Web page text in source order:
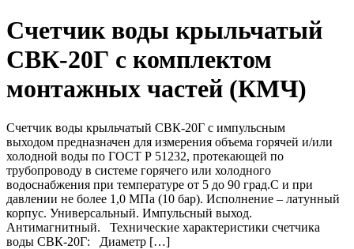
Счетчик воды крыльчатый
СВК-20Г с комплектом
монтажных частей (КМЧ)
Счетчик воды крыльчатый СВК-20Г с импульсным
выходом предназначен для измерения объема горячей и/или
холодной воды по ГОСТ Р 51232, протекающей по
трубопроводу в системе горячего или холодного
водоснабжения при температуре от 5 до 90 град.С и при
давлении не более 1,0 МПа (10 бар). Исполнение – латунный
корпус. Универсальный. Импульсный выход.
Антимагнитный. Технические характеристики счетчика
воды СВК-20Г: Диаметр […]